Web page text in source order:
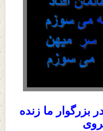
ما زنده